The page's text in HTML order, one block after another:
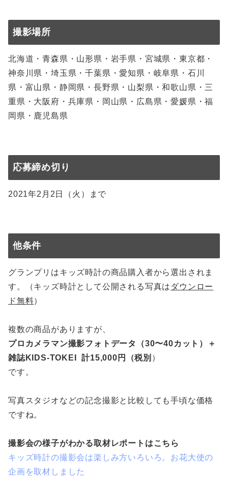
撮影場所
北海道・青森県・山形県・岩手県・宮城県・東京都・
神奈川県・埼玉県・千葉県・愛知県・岐阜県・石川
県・富山県・静岡県・長野県・山梨県・和歌山県・三
重県・大阪府・兵庫県・岡山県・広島県・愛媛県・福
岡県・鹿児島県
応募締め切り
2021年2月2日（火）まで
他条件
グランプリはキッズ時計の商品購入者から選出されま
す。（キッズ時計として公開される写真は ダウンロー
ド無料）
複数の商品がありますが、
プロカメラマン撮影フォトデータ（30〜40カット）＋
雑誌KIDS-TOKEI 計15,000円（税別 ）
です。
写真スタジオなどの記念撮影と比較しても手頃な価格
ですね。
撮影会の様子がわかる取材レポートはこちら
キッズ時計の撮影会は楽しみ方いろいろ。お花大使の
企画を取材しました